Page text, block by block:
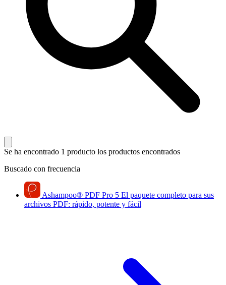
Se ha encontrado 1 producto los productos encontrados
Buscado con frecuencia
Ashampoo® PDF Pro 5 El paquete completo para sus
archivos PDF: rápido, potente y fácil